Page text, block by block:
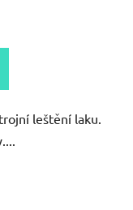
leštění laku.